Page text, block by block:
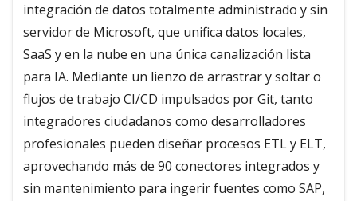
integración de datos totalmente administrado y sin
servidor de Microsoft, que unifica datos locales,
SaaS y en la nube en una única canalización lista
para IA. Mediante un lienzo de arrastrar y soltar o
flujos de trabajo CI/CD impulsados por Git, tanto
integradores ciudadanos como desarrolladores
profesionales pueden diseñar procesos ETL y ELT,
aprovechando más de 90 conectores integrados y
sin mantenimiento para ingerir fuentes como SAP,